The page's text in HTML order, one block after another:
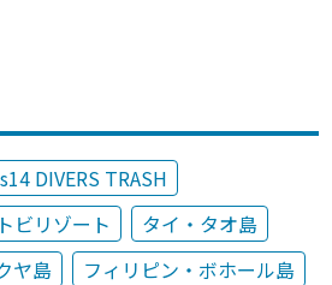
DIVERS TRASH
ビリゾート
タイ・タオ島
ヤ島
フィリピン・ボホール島